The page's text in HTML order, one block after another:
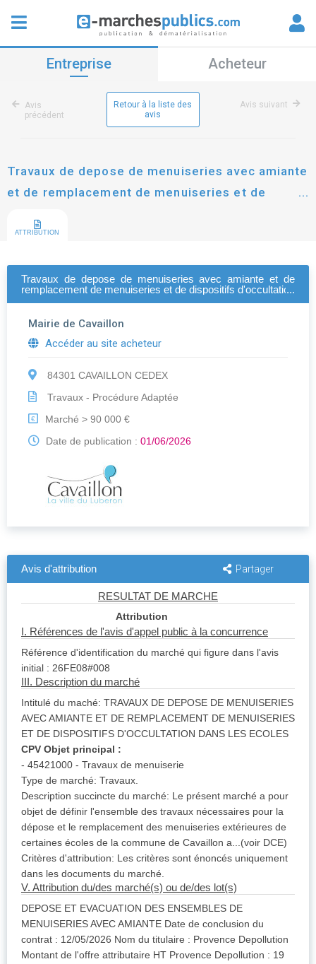
Entreprise Acheteur
Avis
précédent
Retour à la liste des
avis
Avis suivant
Travaux de depose de menuiseries avec amiante
et de remplacement de menuiseries et de
ATTRIBUTION
Travaux de depose de menuiseries avec amiante et de
remplacement de menuiseries et de dispositifs d'occultation
Mairie de Cavaillon
Accéder au site acheteur
84301 CAVAILLON CEDEX
Travaux - Procédure Adaptée
€
Marché > 90 000 €
Date de publication : 01/06/2026
Avis d'attribution Partager
RESULTAT DE MARCHE
Attribution
I. Références de l'avis d'appel public à la concurrence
Référence d'identification du marché qui figure dans l'avis
initial : 26FE08#008
III. Description du marché
Intitulé du maché: TRAVAUX DE DEPOSE DE MENUISERIES
AVEC AMIANTE ET DE REMPLACEMENT DE MENUISERIES
ET DE DISPOSITIFS D'OCCULTATION DANS LES ECOLES
CPV Objet principal :
- 45421000 - Travaux de menuiserie
Type de marché: Travaux.
Description succincte du marché: Le présent marché a pour
objet de définir l'ensemble des travaux nécessaires pour la
dépose et le remplacement des menuiseries extérieures de
certaines écoles de la commune de Cavaillon a...(voir DCE)
Critères d'attribution: Les critères sont énoncés uniquement
dans les documents du marché.
V. Attribution du/des marché(s) ou de/des lot(s)
DEPOSE ET EVACUATION DES ENSEMBLES DE
MENUISERIES AVEC AMIANTE Date de conclusion du
contrat : 12/05/2026 Nom du titulaire : Provence Depollution
Montant de l'offre attributaire HT Provence Depollution : 19